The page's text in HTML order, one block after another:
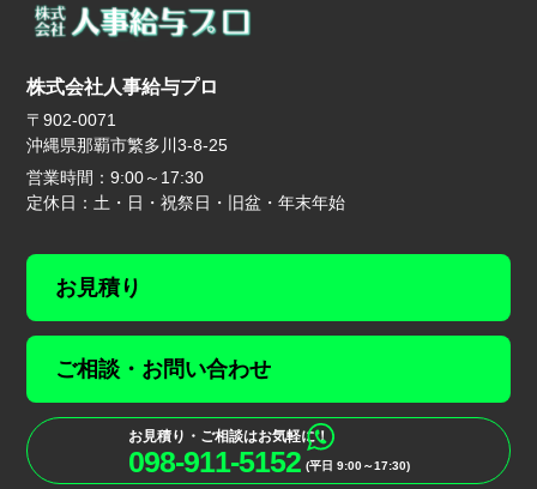
株式会社人事給与プロ
〒902-0071
沖縄県那覇市繁多川3-8-25
営業時間：9:00～17:30
定休日：土・日・祝祭日・旧盆・年末年始
お見積り
ご相談・お問い合わせ
お見積り・ご相談はお気軽に！
098-911-5152 (平日 9:00～17:30)